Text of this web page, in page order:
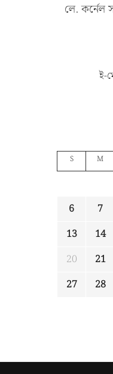
লে. কর্নেল
ই-
S M
6
7
13
14
20
21
27
28